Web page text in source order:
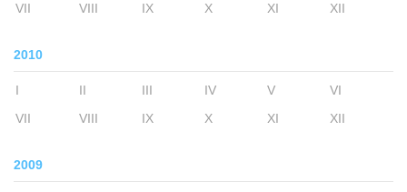
VII
VIII IX X XI XII
2010
I II III IV V
VI
VII
VIII IX X XI XII
2009